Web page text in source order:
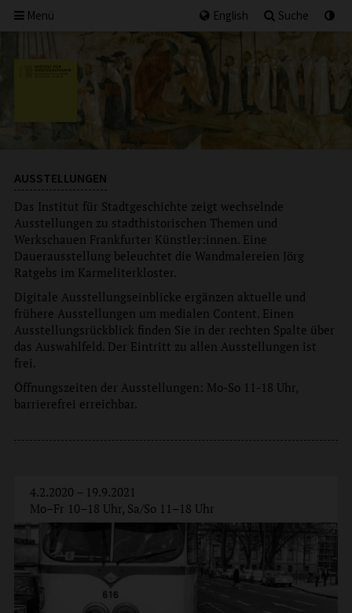
Menü English Suche
AUSSTELLUNGEN
Das Institut für Stadtgeschichte zeigt wechselnde
Ausstellungen zu stadthistorischen Themen und
Werkschauen Frankfurter Künstler:innen. Eine
Dauerausstellung beleuchtet die Wandmalereien Jörg
Ratgebs im Karmeliterkloster.
Digitale Ausstellungseinblicke ergänzen aktuelle und
frühere Ausstellungen um medialen Content. Einen
Ausstellungsrückblick finden Sie in der rechten Spalte über
das Auswahlfeld. Der Eintritt zu allen Ausstellungen ist
frei.
Öffnungszeiten der Ausstellungen: Mo-So 11-18 Uhr,
barrierefrei erreichbar.
4.2.2020 – 19.9.2021
Mo–Fr 10–18 Uhr, Sa/So 11–18 Uhr